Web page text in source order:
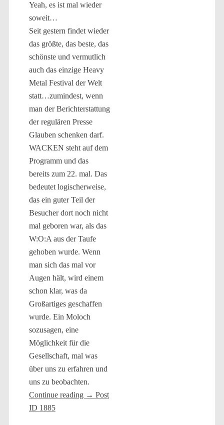
Yeah, es ist mal wieder
soweit…
Seit gestern findet wieder
das größte, das beste, das
schönste und vermutlich
auch das einzige Heavy
Metal Festival der Welt
statt…zumindest, wenn
man der Berichterstattung
der regulären Presse
Glauben schenken darf.
WACKEN steht auf dem
Programm und das
bereits zum 22. mal. Das
bedeutet logischerweise,
das ein guter Teil der
Besucher dort noch nicht
mal geboren war, als das
W:O:A aus der Taufe
gehoben wurde. Wenn
man sich das mal vor
Augen hält, wird einem
schon klar, was da
Großartiges geschaffen
wurde. Ein Moloch
sozusagen, eine
Möglichkeit für die
Gesellschaft, mal was
über uns zu erfahren und
uns zu beobachten.
Continue reading → Post
ID 1885